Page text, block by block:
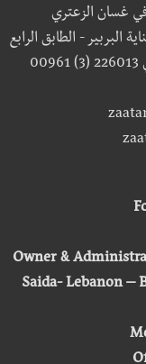
غسان الزعتري
البربير - الطابق الرابع
Owner &
Saida- Lebanon –